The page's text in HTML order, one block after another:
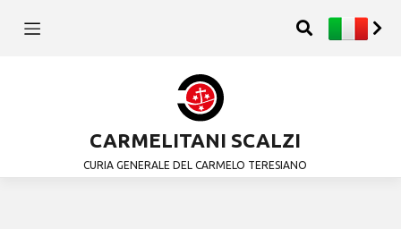
CARMELITANI SCALZI
CURIA GENERALE DEL CARMELO TERESIANO